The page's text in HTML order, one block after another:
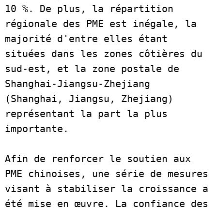
10 %. De plus, la répartition
régionale des PME est inégale, la
majorité d'entre elles étant
situées dans les zones côtières du
sud-est, et la zone postale de
Shanghai-Jiangsu-Zhejiang
(Shanghai, Jiangsu, Zhejiang)
représentant la part la plus
importante.
Afin de renforcer le soutien aux
PME chinoises, une série de mesures
visant à stabiliser la croissance a
été mise en œuvre. La confiance des